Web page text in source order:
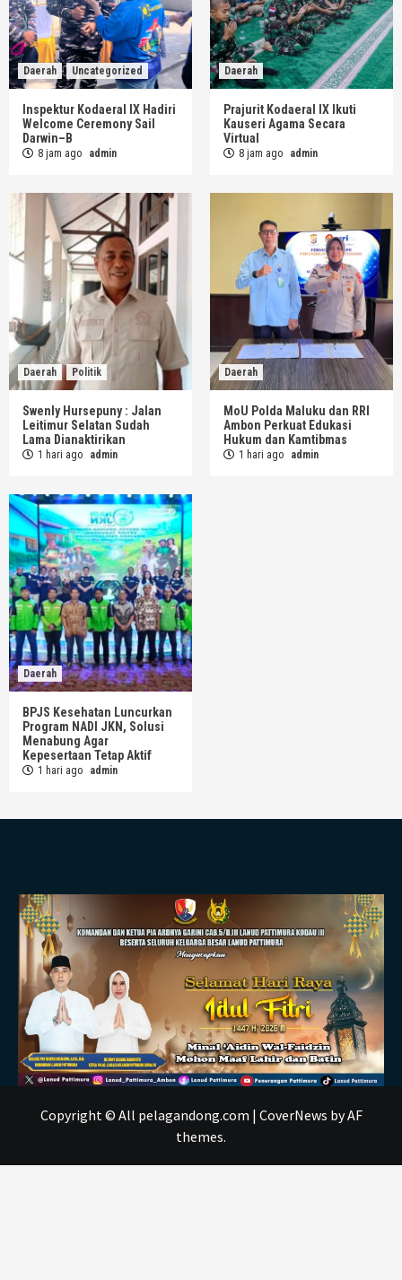
Daerah Uncategorized
Inspektur Kodaeral IX Hadiri
Welcome Ceremony Sail
Darwin–B
8 jam ago admin
Daerah
Prajurit Kodaeral IX Ikuti
Kauseri Agama Secara
Virtual
8 jam ago admin
Daerah Politik
Swenly Hursepuny : Jalan
Leitimur Selatan Sudah
Lama Dianaktirikan
1 hari ago admin
Daerah
MoU Polda Maluku dan RRI
Ambon Perkuat Edukasi
Hukum dan Kamtibmas
1 hari ago admin
Daerah
BPJS Kesehatan Luncurkan
Program NADI JKN, Solusi
Menabung Agar
Kepesertaan Tetap Aktif
1 hari ago admin
Copyright © All pelagandong.com | CoverNews by AF
themes.